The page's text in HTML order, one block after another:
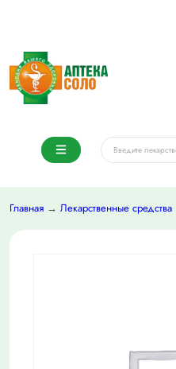
Главная → Лекарственные средства